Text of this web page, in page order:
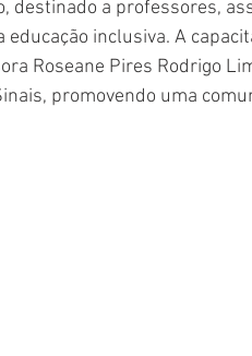
destinado a professores,
inclusiva. A
Roseane Pires Rodrigo
promovendo uma